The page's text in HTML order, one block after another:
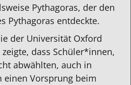
Pythagoras, der den
Pythagoras entdeckte.
der Universität Oxford
zeigte, dass Schüler*innen,
abwählten, auch in
einen Vorsprung beim